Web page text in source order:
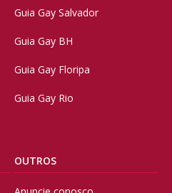
Guia Gay Salvador
Guia Gay BH
Guia Gay Floripa
Guia Gay Rio
OUTROS